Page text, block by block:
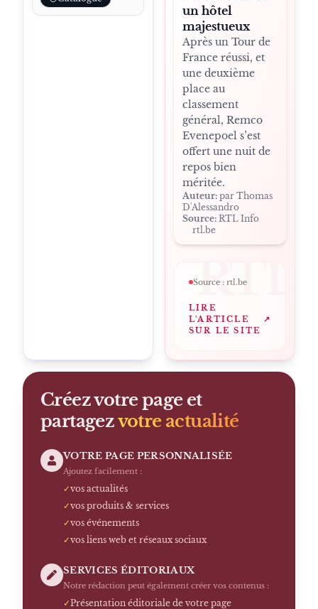
un hôtel
majestueux
Après un Tour de
France réussi, et
une deuxième
place au
classement
général, Remco
Evenepoel s’est
offert une nuit de
repos bien
méritée.
Auteur: par Thomas
D'Alessandro
Source: RTL Info
rtl.be
RTL
Source : rtl.be
LIRE
L'ARTICLE
SUR LE SITE
↗
Créez votre page et
partagezvotre actualité
VOTRE PAGE PERSONNALISÉE
Ajoutez facilement :
✓vos actualités
✓vos produits & services
✓vos événements
✓vos liens web et réseaux sociaux
SERVICES ÉDITORIAUX
Notre rédaction peut également créer vos contenus :
✓Présentation éditoriale de votre page